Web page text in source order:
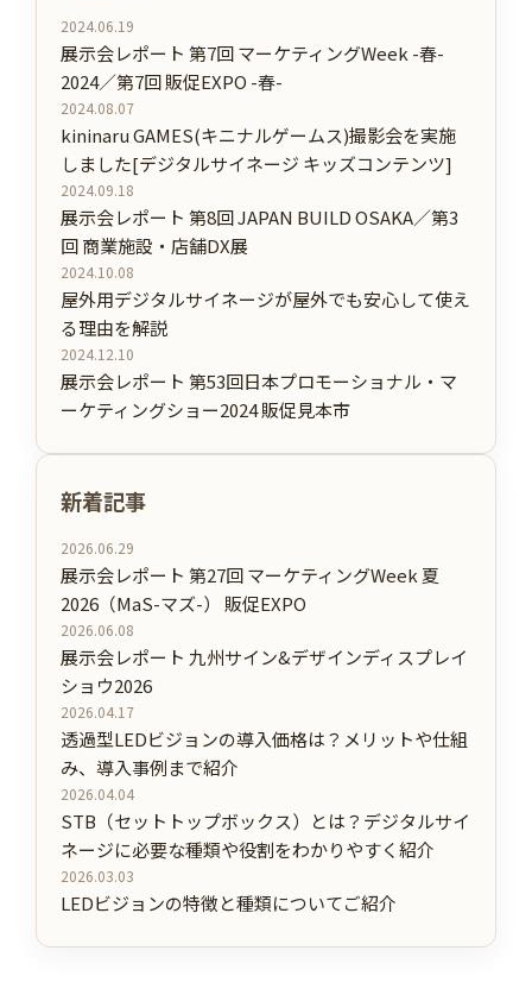
2024.06.19
展示会レポート 第7回 マーケティングWeek -春-
2024／第7回 販促EXPO -春-
2024.08.07
kininaru GAMES(キニナルゲームス)撮影会を実施
しました[デジタルサイネージ キッズコンテンツ]
2024.09.18
展示会レポート 第8回 JAPAN BUILD OSAKA／第3
回 商業施設・店舗DX展
2024.10.08
屋外用デジタルサイネージが屋外でも安心して使え
る理由を解説
2024.12.10
展示会レポート 第53回日本プロモーショナル・マ
ーケティングショー2024 販促見本市
新着記事
2026.06.29
展示会レポート 第27回 マーケティングWeek 夏
2026（MaS-マズ-） 販促EXPO
2026.06.08
展示会レポート 九州サイン&デザインディスプレイ
ショウ2026
2026.04.17
透過型LEDビジョンの導入価格は？メリットや仕組
み、導入事例まで紹介
2026.04.04
STB（セットトップボックス）とは？デジタルサイ
ネージに必要な種類や役割をわかりやすく紹介
2026.03.03
LEDビジョンの特徴と種類についてご紹介